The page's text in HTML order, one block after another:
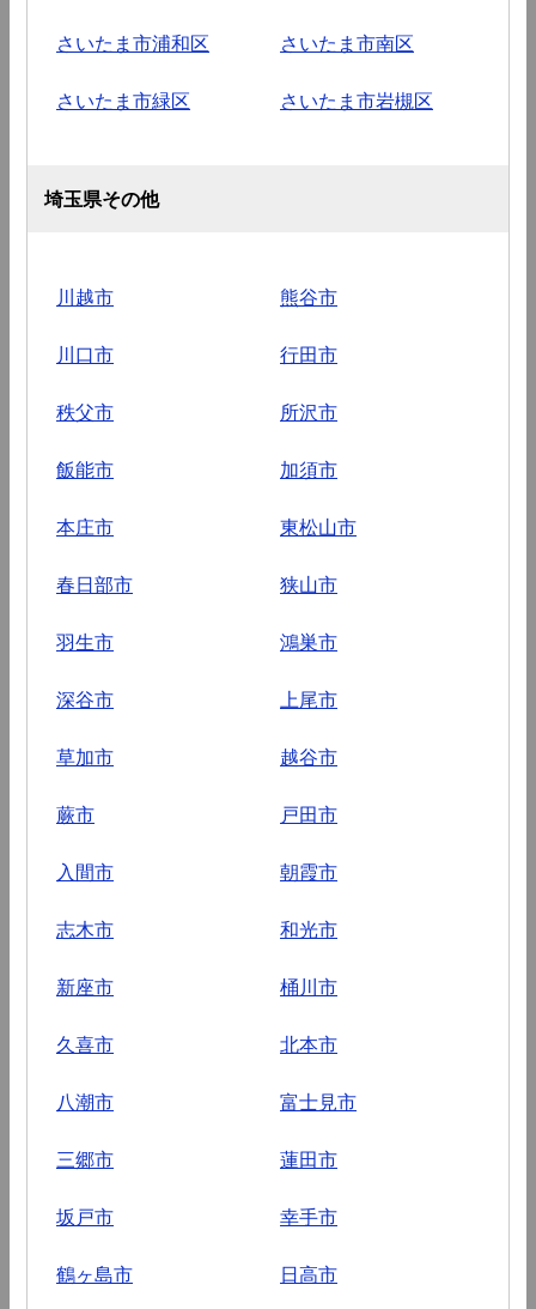
さいたま市浦和区 さいたま市南区
さいたま市緑区 さいたま市岩槻区
埼玉県その他
川越市 熊谷市
川口市 行田市
秩父市 所沢市
飯能市 加須市
本庄市 東松山市
春日部市 狭山市
羽生市 鴻巣市
深谷市 上尾市
草加市 越谷市
蕨市 戸田市
入間市 朝霞市
志木市 和光市
新座市 桶川市
久喜市 北本市
八潮市 富士見市
三郷市 蓮田市
坂戸市 幸手市
鶴ヶ島市 日高市